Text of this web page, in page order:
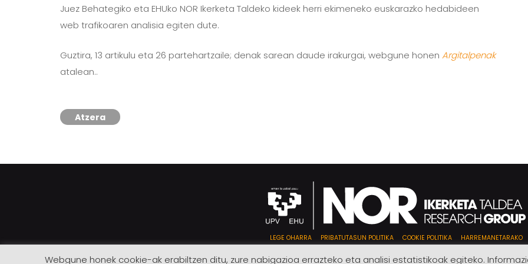
Juez Behategiko eta EHUko NOR Ikerketa Taldeko kideek herri ekimeneko euskarazko hedabideen
web trafikoaren analisia egiten dute.
Guztira, 13 artikulu eta 26 partehartzaile; denak sarean daude irakurgai, webgune honen Argitalpenak
atalean..
Atzera
LEGE OHARRA PRIBATUTASUN POLITIKA COOKIE POLITIKA HARREMANETARAKO
Webgune honek cookie-ak erabiltzen ditu, zure nabigazioa errazteko eta analisi estatistikoak egiteko.